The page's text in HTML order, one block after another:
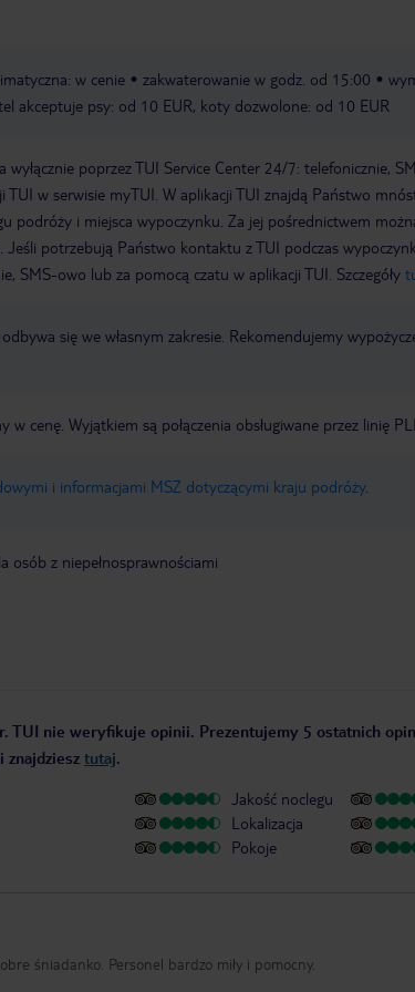
w cenie zakwaterowanie w godz. od 15:00
akceptuje psy: od 10 EUR, koty dozwolone: od 10 EUR
poprzez TUI Service Center 24/7: telefonicznie,
TUI w serwisie myTUI. W aplikacji TUI znajdą Państwo
podróży i miejsca wypoczynku. Za jej pośrednictwem
Jeśli potrzebują Państwo kontaktu z TUI podczas
SMS-owo lub za pomocą czatu w aplikacji TUI. Szczegóły
się we własnym zakresie. Rekomendujemy
w cenę. Wyjątkiem są połączenia obsługiwane przez linię
i informacjami MSZ dotyczącymi kraju podróży.
osób z niepełnosprawnościami
TUI nie weryfikuje opinii. Prezentujemy 5 ostatnich
znajdziesz tutaj.
Jakość noclegu
Lokalizacja
Pokoje
śniadanko. Personel bardzo miły i pomocny.